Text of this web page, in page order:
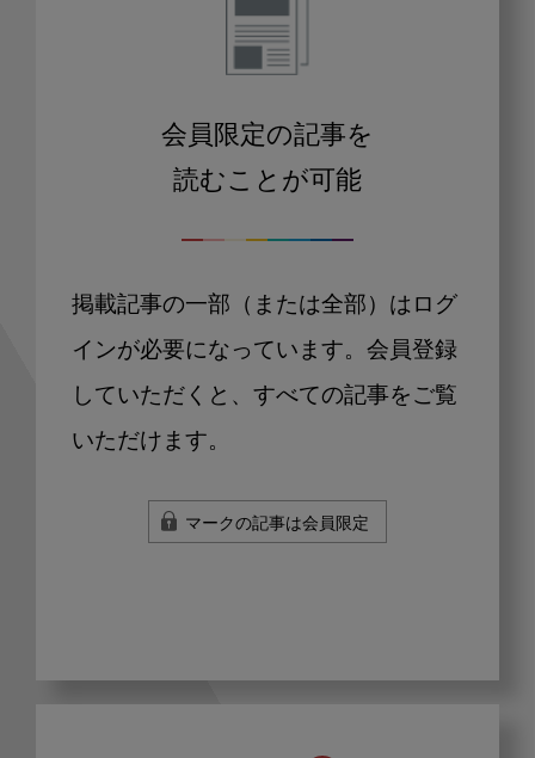
会員限定の記事を
読むことが可能
掲載記事の一部（または全部）はログ
インが必要になっています。会員登録
していただくと、すべての記事をご覧
いただけます。
マークの記事は会員限定